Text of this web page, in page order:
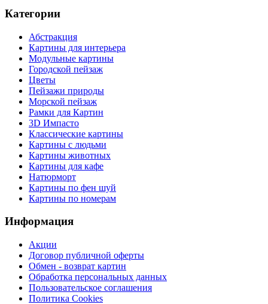
Категории
Абстракция
Картины для интерьера
Модульные картины
Городской пейзаж
Цветы
Пейзажи природы
Морской пейзаж
Рамки для Картин
3D Импасто
Классические картины
Картины с людьми
Картины животных
Картины для кафе
Натюрморт
Картины по фен шуй
Картины по номерам
Информация
Акции
Договор публичной оферты
Обмен - возврат картин
Обработка персональных данных
Пользовательское соглашения
Политика Cookies